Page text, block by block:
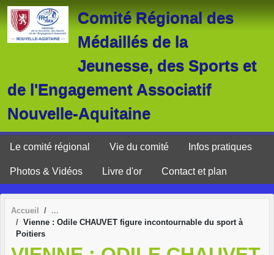
Comité Régional des
Médaillés de la
Jeunesse, des Sports et
de l'Engagement Associatif
Nouvelle-Aquitaine
Le comité régional Vie du comité Infos pratiques
Photos & Vidéos Livre d'or Contact et plan
Accueil
Vienne : Odile CHAUVET figure incontournable du sport à
Poitiers
Panneau de gestion des cookies